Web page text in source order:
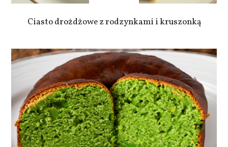
Ciasto drożdżowe z rodzynkami i kruszonką